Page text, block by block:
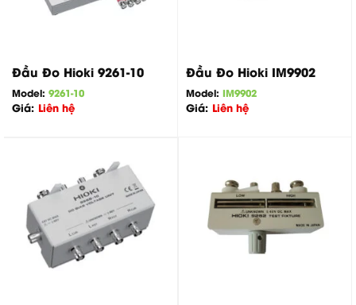
Đầu Đo Hioki 9261-10
Model: 9261-10
Giá: Liên hệ
Đầu Đo Hioki IM9902
Model: IM9902
Giá: Liên hệ